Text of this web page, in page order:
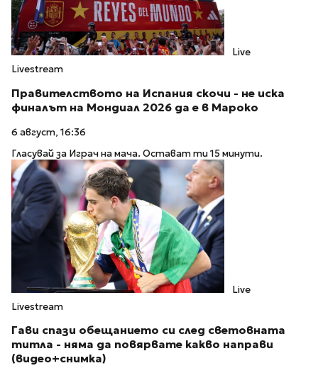
Live
Livestream
Правителството на Испания скочи - не иска
финалът на Мондиал 2026 да е в Мароко
6 август, 16:36
Гласувай за Играч на мача. Остават ти 15 минути.
Live
Livestream
Гави спази обещанието си след световната
титла - няма да повярвате какво направи
(видео+снимка)